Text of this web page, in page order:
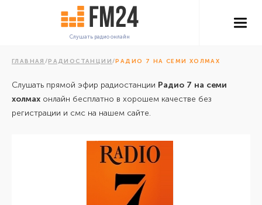
Слушать радио онлайн
ГЛАВНАЯ /РАДИОСТАНЦИИ/РАДИО 7 НА СЕМИ ХОЛМАХ
Слушать прямой эфир радиостанции Радио 7 на семи
холмах онлайн бесплатно в хорошем качестве без
регистрации и смс на нашем сайте.